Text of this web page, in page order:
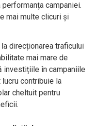
campaniei.
mai multe clicuri și
direcționarea traficului
mai mare de
investițiile în campaniile
contribuie la
cheltuit pentru